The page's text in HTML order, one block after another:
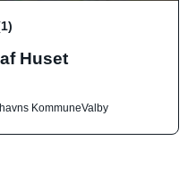
Huset
KommuneValby